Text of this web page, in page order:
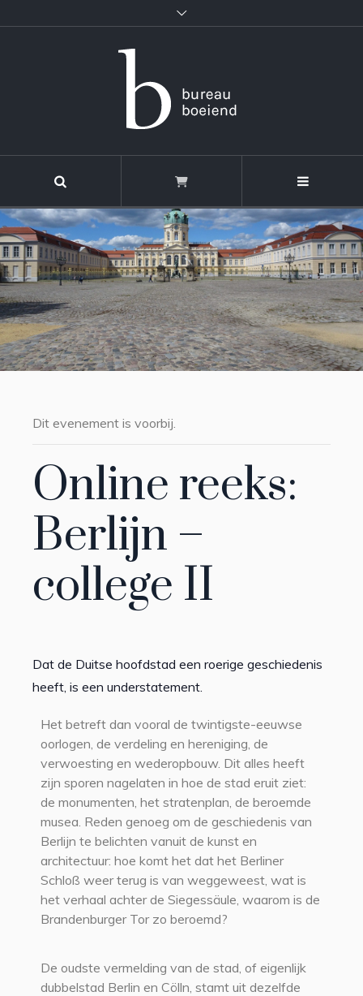
Dit evenement is voorbij.
Online reeks:
Berlijn –
college II
Dat de Duitse hoofdstad een roerige geschiedenis
heeft, is een understatement.
Het betreft dan vooral de twintigste-eeuwse
oorlogen, de verdeling en hereniging, de
verwoesting en wederopbouw. Dit alles heeft
zijn sporen nagelaten in hoe de stad eruit ziet:
de monumenten, het stratenplan, de beroemde
musea. Reden genoeg om de geschiedenis van
Berlijn te belichten vanuit de kunst en
architectuur: hoe komt het dat het Berliner
Schloß weer terug is van weggeweest, wat is
het verhaal achter de Siegessäule, waarom is de
Brandenburger Tor zo beroemd?
De oudste vermelding van de stad, of eigenlijk
dubbelstad Berlin en Cölln, stamt uit dezelfde